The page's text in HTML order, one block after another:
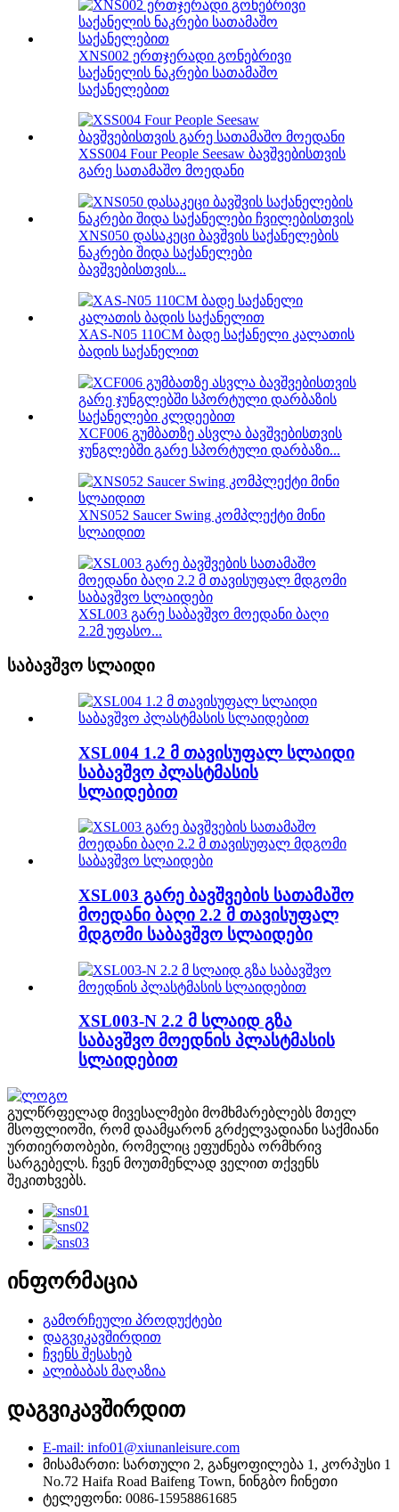
XNS002 ერთჯერადი გონებრივი
საქანელის ნაკრები სათამაშო
საქანელებით
XSS004 Four People Seesaw ბავშვებისთვის
გარე სათამაშო მოედანი
XNS050 დასაკეცი ბავშვის საქანელების
ნაკრები შიდა საქანელები
ბავშვებისთვის...
XAS-N05 110CM ბადე საქანელი კალათის
ბადის საქანელით
XCF006 გუმბათზე ასვლა ბავშვებისთვის
ჯუნგლებში გარე სპორტული დარბაზი...
XNS052 Saucer Swing კომპლექტი მინი
სლაიდით
XSL003 გარე საბავშვო მოედანი ბაღი
2.2მ უფასო...
საბავშვო სლაიდი
XSL004 1.2 მ თავისუფალ სლაიდი
საბავშვო პლასტმასის
სლაიდებით
XSL003 გარე ბავშვების სათამაშო
მოედანი ბაღი 2.2 მ თავისუფალ
მდგომი საბავშვო სლაიდები
XSL003-N 2.2 მ სლაიდ გზა
საბავშვო მოედნის პლასტმასის
სლაიდებით
გულწრფელად მივესალმები მომხმარებლებს მთელ
მსოფლიოში, რომ დაამყარონ გრძელვადიანი საქმიანი
ურთიერთობები, რომელიც ეფუძნება ორმხრივ
სარგებელს. ჩვენ მოუთმენლად ველით თქვენს
შეკითხვებს.
ინფორმაცია
გამორჩეული პროდუქტები
დაგვიკავშირდით
ჩვენს შესახებ
ალიბაბას მაღაზია
დაგვიკავშირდით
E-mail: info01@xiunanleisure.com
მისამართი: სართული 2, განყოფილება 1, კორპუსი 1
No.72 Haifa Road Baifeng Town, ნინგბო ჩინეთი
ტელეფონი: 0086-15958861685